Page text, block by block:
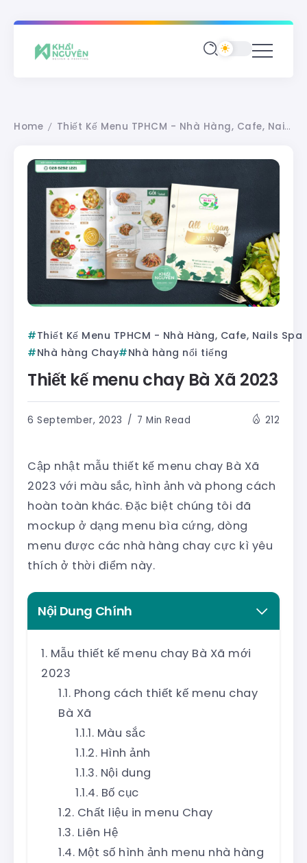
Home / Thiết Kế Menu TPHCM - Nhà Hàng, Cafe, Nails Spa
Thiết Kế Menu TPHCM - Nhà Hàng, Cafe, Nails Spa
Nhà hàng Chay
Nhà hàng nổi tiếng
Thiết kế menu chay Bà Xã 2023
6 September, 2023 7 Min Read 212
Cập nhật mẫu thiết kế menu chay Bà Xã
2023 với màu sắc, hình ảnh và phong cách
hoàn toàn khác. Đặc biệt chúng tôi đã
mockup ở dạng menu bìa cứng, dòng
menu được các nhà hàng chay cực kì yêu
thích ở thời điểm này.
Nội Dung Chính
Mẫu thiết kế menu chay Bà Xã mới
2023
Phong cách thiết kế menu chay
Bà Xã
Màu sắc
Hình ảnh
Nội dung
Bố cục
Chất liệu in menu Chay
Liên Hệ
Một số hình ảnh menu nhà hàng